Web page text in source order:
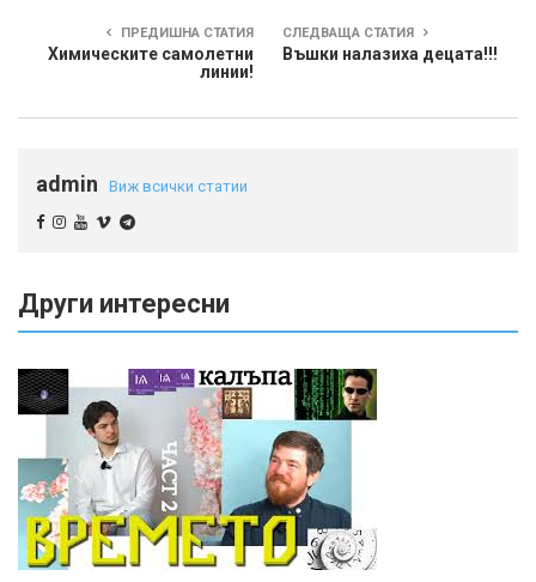
ПРЕДИШНА СТАТИЯ
Химическите самолетни
линии!
СЛЕДВАЩА СТАТИЯ
Въшки налазиха децата!!!
admin Виж всички статии
Други интересни